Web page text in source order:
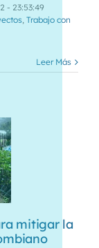
- 23:53:49
, Trabajo con
Leer Más
mitigar la